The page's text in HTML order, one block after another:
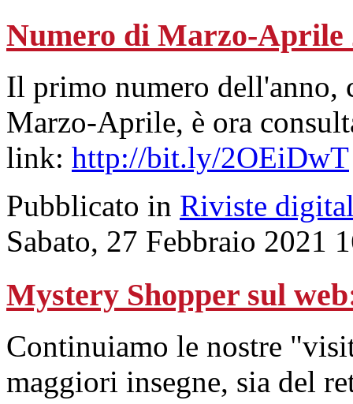
Numero di Marzo-Aprile
Il primo numero dell'anno,
Marzo-Aprile, è ora
link: http://bit.ly/2OEiDwT
Pubblicato in Riviste
Sabato, 27 Febbraio 2021
Mystery Shopper sul
Continuiamo le nostre
maggiori insegne, sia del